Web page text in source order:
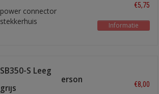
power connector
stekkerhuis
€5,75
Informatie
SB350-S Leeg
stekkerhuis Anderson
grijs
€8,00